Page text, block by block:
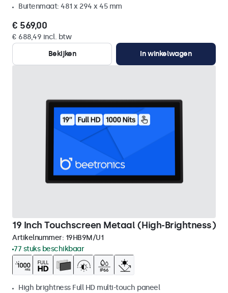
Buitenmaat: 481 x 294 x 45 mm
€ 569,00
€ 688,49 incl. btw
Bekijken
In winkelwagen
19 Inch Touchscreen Metaal (High-Brightness)
Artikelnummer: 19HB9M/U1
77 stuks beschikbaar
High brightness Full HD multi-touch paneel